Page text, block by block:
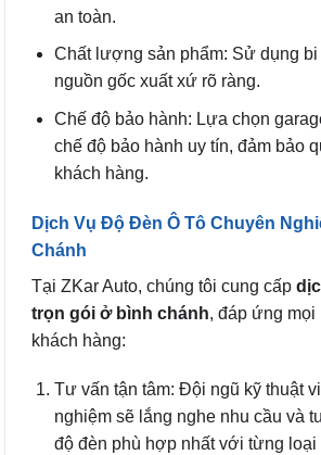
an toàn.
Chất lượng sản phẩm: Sử dụng bi
nguồn gốc xuất xứ rõ ràng.
Chế độ bảo hành: Lựa chọn
chế độ bảo hành uy tín, đảm bảo
khách hàng.
Dịch Vụ Độ Đèn Ô Tô Chuyên
Chánh
Tại ZKar Auto, chúng tôi cung cấp
trọn gói ở bình chánh, đáp ứng mọi
khách hàng:
Tư vấn tận tâm: Đội ngũ kỹ thuật
nghiệm sẽ lắng nghe nhu cầu và
độ đèn phù hợp nhất với từng loại